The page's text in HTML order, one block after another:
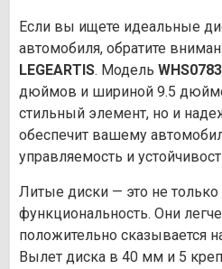
Если вы ищете идеальные
автомобиля, обратите
LEGEARTIS. Модель
дюймов и шириной 9.5
стильный элемент, но и
обеспечит вашему
управляемость и
Литые диски — это не только
функциональность. Они
положительно сказывается
Вылет диска в 40 мм и 5